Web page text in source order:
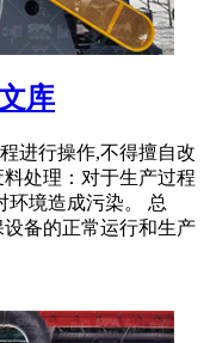
库
进行操作,不得擅自改
处理：对于生产过程
环境造成污染。 总
备的正常运行和生产